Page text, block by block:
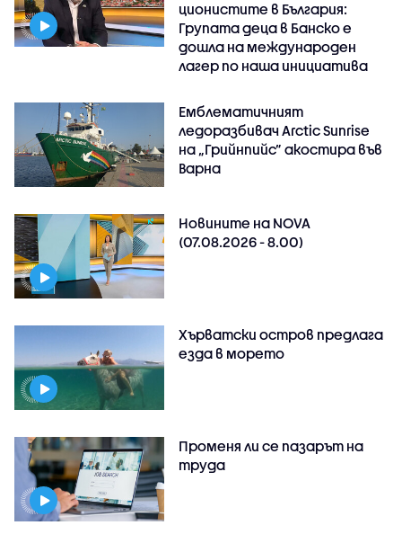
ционистите в България:
Групата деца в Банско е
дошла на международен
лагер по наша инициатива
Емблематичният
ледоразбивач Arctic Sunrise
на „Грийнпийс” акостира във
Варна
Новините на NOVA
(07.08.2026 - 8.00)
Хърватски остров предлага
езда в морето
Променя ли се пазарът на
труда